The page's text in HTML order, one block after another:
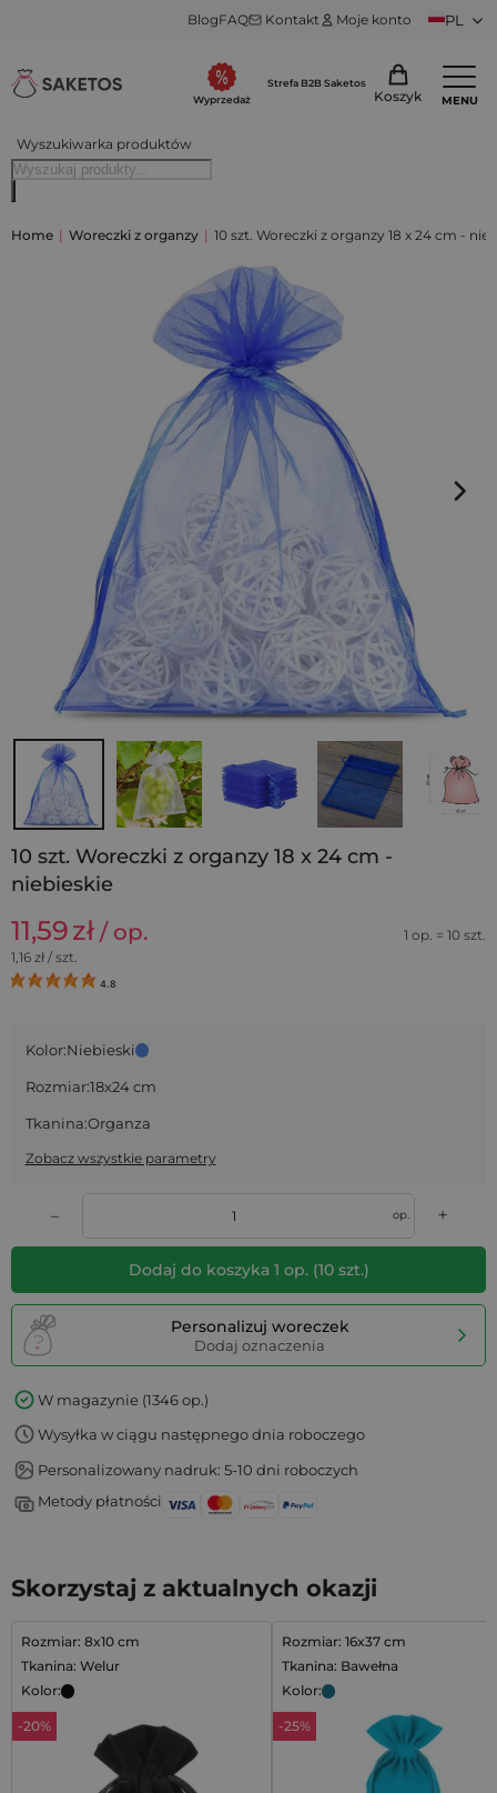
BlogFAQ Kontakt Moje konto PL
Wyszukiwarka produktów
Wyprzedaż
Strefa B2B Saketos
Koszyk MENU
Home | Woreczki z organzy | 10 szt. Woreczki z organzy 18 x 24 cm -
10 szt. Woreczki z organzy 18 x 24 cm -
niebieskie
11,59zł / op.
1 op. = 10 szt.
1,16 zł / szt.
4.8
Kolor:Niebieski
Rozmiar:18x24 cm
Tkanina:Organza
Zobacz wszystkie parametry
– op. +
Dodaj do koszyka 1 op. (10szt.)
Personalizuj woreczek
Dodaj oznaczenia
W magazynie (1346 op.)
Wysyłka w ciągu następnego dnia roboczego
Personalizowany nadruk: 5-10 dni roboczych
Metody płatności
Skorzystaj z aktualnych okazji
Rozmiar: 8x10 cm
Tkanina: Welur
Kolor:
-20%
Rozmiar: 16x37 cm
Tkanina: Bawełna
Kolor:
-25%